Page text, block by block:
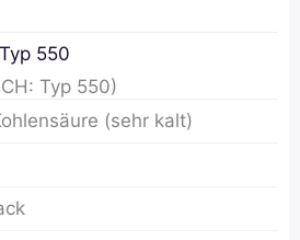
550
Typ 550)
(sehr kalt)